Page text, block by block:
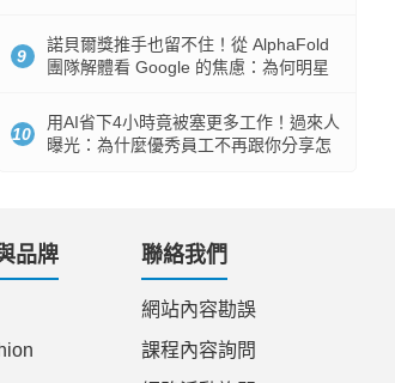
9
諾貝爾獎推手也留不住！從 AlphaFold
團隊解體看 Google 的焦慮：為何明星
10
用AI省下4小時竟被塞更多工作！過來人
曝光：為什麼優秀員工不再跟你分享怎
品牌 聯絡我們
網站內容勘誤
課程內容詢問